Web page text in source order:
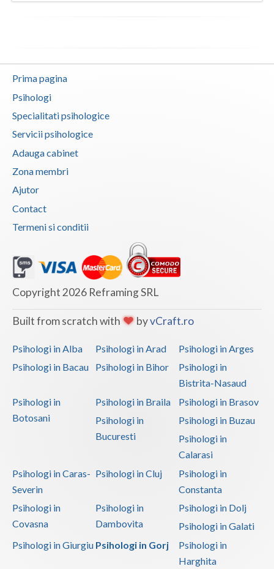
Olt
Prahova
Salaj
Satu-Mare
Suceava
Teleorman
Tulcea
Valcea
Vaslui
Prima pagina
Psihologi
Specialitati psihologice
Servicii psihologice
Adauga cabinet
Zona membri
Ajutor
Contact
Termeni si conditii
Copyright 2026 Reframing SRL
Built from scratch with byvCraft.ro
Psihologi in Alba Psihologi in Arad
Psihologi in Arges
Psihologi in Bacau
Psihologi in Bihor
Psihologi in
Bistrita-Nasaud
Psihologi in
Botosani
Psihologi in Braila
Psihologi in Brasov
Psihologi in
Bucuresti
Psihologi in Buzau
Psihologi in
Calarasi
Psihologi in Caras-
Severin
Psihologi in Cluj
Psihologi in
Constanta
Psihologi in
Covasna
Psihologi in
Dambovita
Psihologi in Dolj
Psihologi in Galati
Psihologi in Giurgiu Psihologi in Gorj
Psihologi in
Harghita